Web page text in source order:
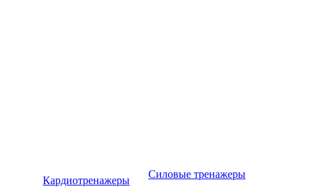
Кардиотренажеры
Силовые тренажеры